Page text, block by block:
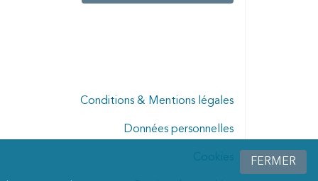
FERMER
Conditions & Mentions légales
Données personnelles
Cookies